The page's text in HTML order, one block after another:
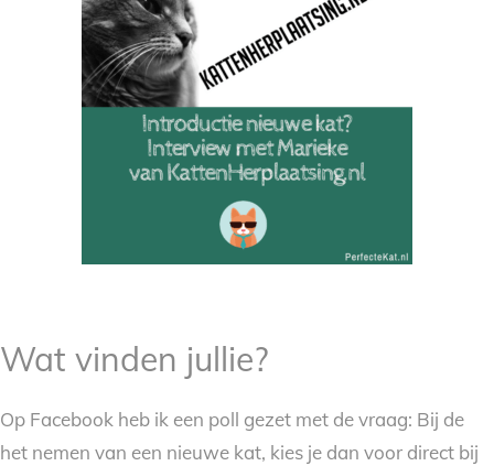
Wat vinden jullie?
Op Facebook heb ik een poll gezet met de vraag: Bij de
het nemen van een nieuwe kat, kies je dan voor direct bij